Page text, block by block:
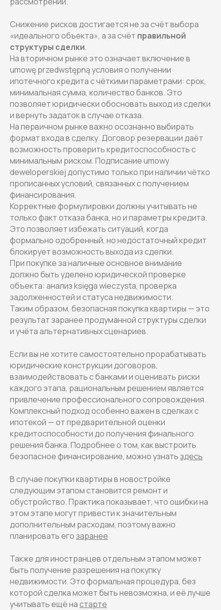
Снижение рисков достигается не за счёт выбора
«идеального объекта», а за счёт правильной
структуры сделки.
На вторичном рынке это означает включение в
umowę przedwstępną условия о получении
ипотечного кредита с чёткими параметрами: срок,
минимальная сумма, количество банков. Это
позволяет юридически обосновать выход из сделки
и вернуть задаток в случае отказа.
На первичном рынке важно осознанно выбирать
формат входа в сделку. Договор резервации даёт
возможность проверить кредитоспособность с
минимальным риском. Подписание umowy
deweloperskiej допустимо только при наличии чётко
прописанных условий, связанных с получением
финансирования.
Корректные формулировки должны учитывать не
только факт отказа банка, но и параметры кредита.
Это позволяет избежать ситуаций, когда
формально одобренный, но недостаточный кредит
блокирует возможность выхода из сделки.
При покупке за наличные основное внимание
должно быть уделено юридической проверке
объекта: анализ księga wieczysta, проверка
задолженностей и статуса недвижимости.
Таким образом, безопасная покупка квартиры — это
результат заранее продуманной структуры сделки
и учёта альтернативных сценариев.
Если вы не хотите самостоятельно прорабатывать
юридические конструкции договоров,
взаимодействовать с банками и оценивать риски
каждого этапа, рациональным решением является
привлечение профессионального сопровождения.
Комплексный подход особенно важен в сделках с
ипотекой — от предварительной оценки
кредитоспособности до получения финального
решения банка. Подробнее о том, как выстроить
безопасное финансирование, можно узнатьздесь
В случае покупки квартиры в новостройке
следующим этапом становится ремонт и
обустройство. Практика показывает, что ошибки на
этом этапе могут привести к значительным
дополнительным расходам, поэтому важно
планировать егозаранее
Также для иностранцев отдельным этапом может
быть получение разрешения на покупку
недвижимости. Это формальная процедура, без
которой сделка может быть невозможна, и её лучше
учитывать ещё настарте